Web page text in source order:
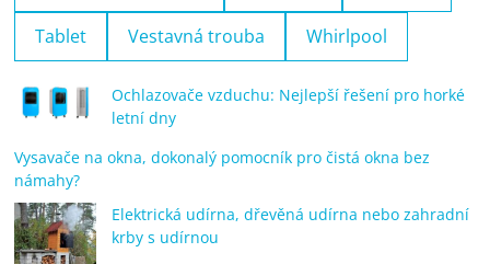
Tablet Vestavná trouba Whirlpool
Ochlazovače vzduchu: Nejlepší řešení pro horké
letní dny
Vysavače na okna, dokonalý pomocník pro čistá okna bez
námahy?
Elektrická udírna, dřevěná udírna nebo zahradní
krby s udírnou